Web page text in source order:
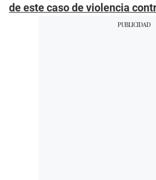
de este caso de violencia